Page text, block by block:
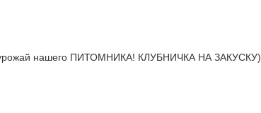
нашего ПИТОМНИКА! КЛУБНИЧКА НА ЗАКУСКУ)